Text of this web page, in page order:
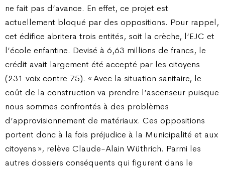
ne fait pas d’avance. En effet, ce projet est
actuellement bloqué par des oppositions. Pour rappel,
cet édifice abritera trois entités, soit la crèche, l’EJC et
l’école enfantine. Devisé à 6,63 millions de francs, le
crédit avait largement été accepté par les citoyens
(231 voix contre 75). « Avec la situation sanitaire, le
coût de la construction va prendre l’ascenseur puisque
nous sommes confrontés à des problèmes
d’approvisionnement de matériaux. Ces oppositions
portent donc à la fois préjudice à la Municipalité et aux
citoyens », relève Claude-Alain Wüthrich. Parmi les
autres dossiers conséquents qui figurent dans le